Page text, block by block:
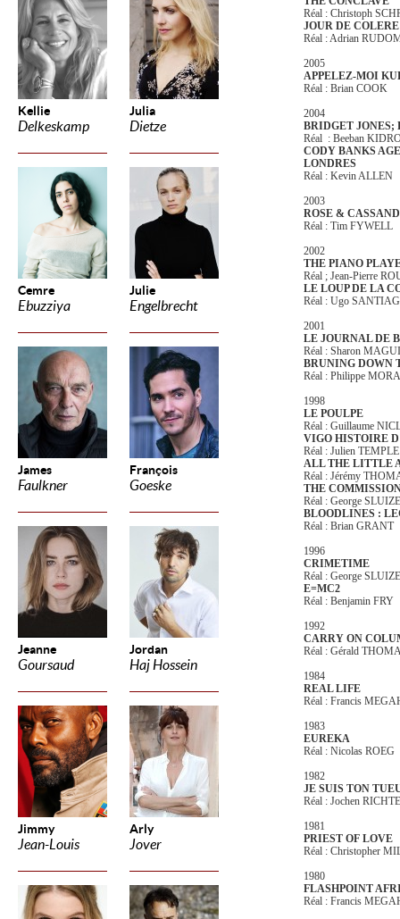
Kellie
Delkeskamp
Julia
Dietze
Cemre
Ebuzziya
Julie
Engelbrecht
James
Faulkner
François
Goeske
Jeanne
Goursaud
Jordan
Haj Hossein
Jimmy
Jean-Louis
Arly
Jover
Réal : Christoph
JOUR DE COLERE
Réal : Adrian
2005
APPELEZ-MOI
Réal : Brian COOK
2004
BRIDGET JONES;
Réal : Beeban
CODY BANKS
LONDRES
Réal : Kevin ALLEN
2003
ROSE &
Réal : Tim FYWELL
2002
THE PIANO
Réal ; Jean-Pierre
LE LOUP DE LA
Réal : Ugo
2001
LE JOURNAL DE
Réal : Sharon
BRUNING DOWN
Réal : Philippe MORA
1998
LE POULPE
Réal : Guillaume
VIGO HISTOIRE
Réal : Julien
ALL THE LITTLE
Réal : Jérémy
THE
Réal : George
BLOODLINES :
Réal : Brian GRANT
1996
CRIMETIME
Réal : George
E=MC2
Réal : Benjamin FRY
1992
CARRY ON
Réal : Gérald
1984
REAL LIFE
Réal : Francis
1983
EUREKA
Réal : Nicolas ROEG
1982
JE SUIS TON
Réal : Jochen
1981
PRIEST OF LOVE
Réal : Christopher
1980
FLASHPOINT
Réal : Francis